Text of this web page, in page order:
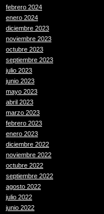
febrero 2024
enero 2024
diciembre 2023
noviembre 2023
octubre 2023
septiembre 2023
julio 2023
junio 2023
mayo 2023
abril 2023
marzo 2023
febrero 2023
enero 2023
diciembre 2022
noviembre 2022
octubre 2022
septiembre 2022
agosto 2022
julio 2022
junio 2022